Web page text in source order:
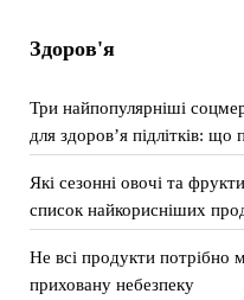
Здоров'я
Три найпопулярніші
для здоров’я підлітків: що
Які сезонні овочі та
список найкорисніших
Не всі продукти потрібно
приховану небезпеку